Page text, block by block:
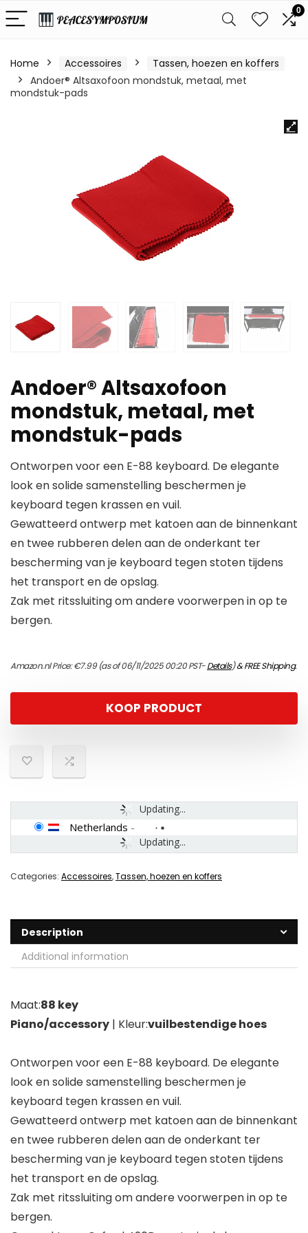
0
Home Accessoires
Tassen, hoezen en koffers
Andoer® Altsaxofoon mondstuk, metaal, met
mondstuk-pads
Andoer® Altsaxofoon
mondstuk, metaal, met
mondstuk-pads
Ontworpen voor een E-88 keyboard. De elegante
look en solide samenstelling beschermen je
keyboard tegen krassen en vuil.
Gewatteerd ontwerp met katoen aan de binnenkant
en twee rubberen delen aan de onderkant ter
bescherming van je keyboard tegen stoten tijdens
het transport en de opslag.
Zak met ritssluiting om andere voorwerpen in op te
bergen.
Amazon.nl Price:€7.99(as of 06/11/2025 00:20 PST-Details)&FREE Shipping.
KOOP PRODUCT
Updating...
Updating...
Netherlands -
Categories: Accessoires,Tassen, hoezen en koffers
Description
Additional information
Maat:88 key
Piano/accessory | Kleur:vuilbestendige hoes
Ontworpen voor een E-88 keyboard. De elegante
look en solide samenstelling beschermen je
keyboard tegen krassen en vuil.
Gewatteerd ontwerp met katoen aan de binnenkant
en twee rubberen delen aan de onderkant ter
bescherming van je keyboard tegen stoten tijdens
het transport en de opslag.
Zak met ritssluiting om andere voorwerpen in op te
bergen.